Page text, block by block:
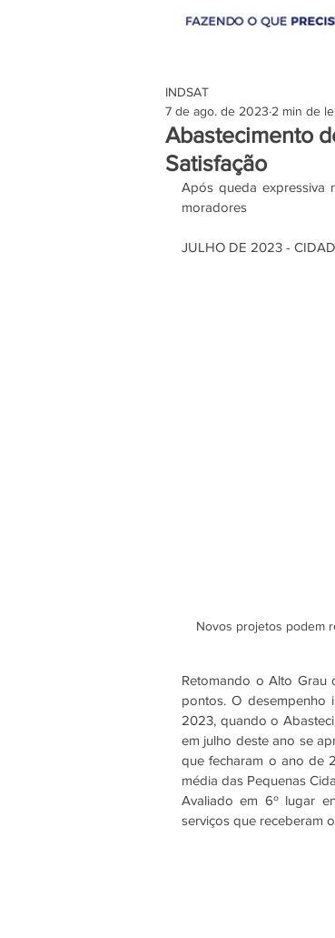
Abastecimento
Satisfação
INDSAT
7 de ago. de 2023 2 min de
Após queda expressiva
moradores
JULHO DE 2023 -
Novos projetos podem
Retomando o Alto Grau
pontos. O desempenho
2023, quando o
em julho deste ano se
que fecharam o ano de
média das Pequenas
Avaliado em 6º lugar
serviços que receberam